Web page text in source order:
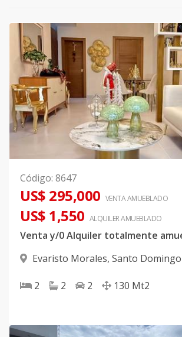
Código: 8647
US$ 295,000 VENTA AMUEBLADO
US$ 1,550 ALQUILERAMUEBLADO
Evaristo Morales, Santo Domingo
2 2 2 130 Mt2